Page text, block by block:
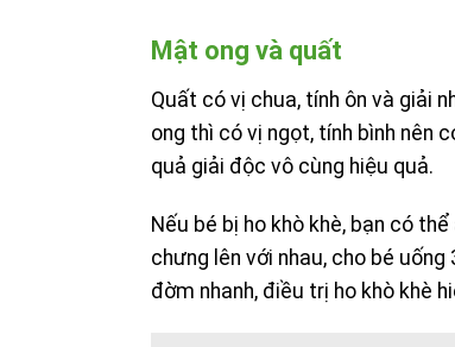
Mật ong và quất
Quất có vị chua, tính ôn và giải
ong thì có vị ngọt, tính bình nên
quả giải độc vô cùng hiệu quả.
Nếu bé bị ho khò khè, bạn có
chưng lên với nhau, cho bé
đờm nhanh, điều trị ho khò khè